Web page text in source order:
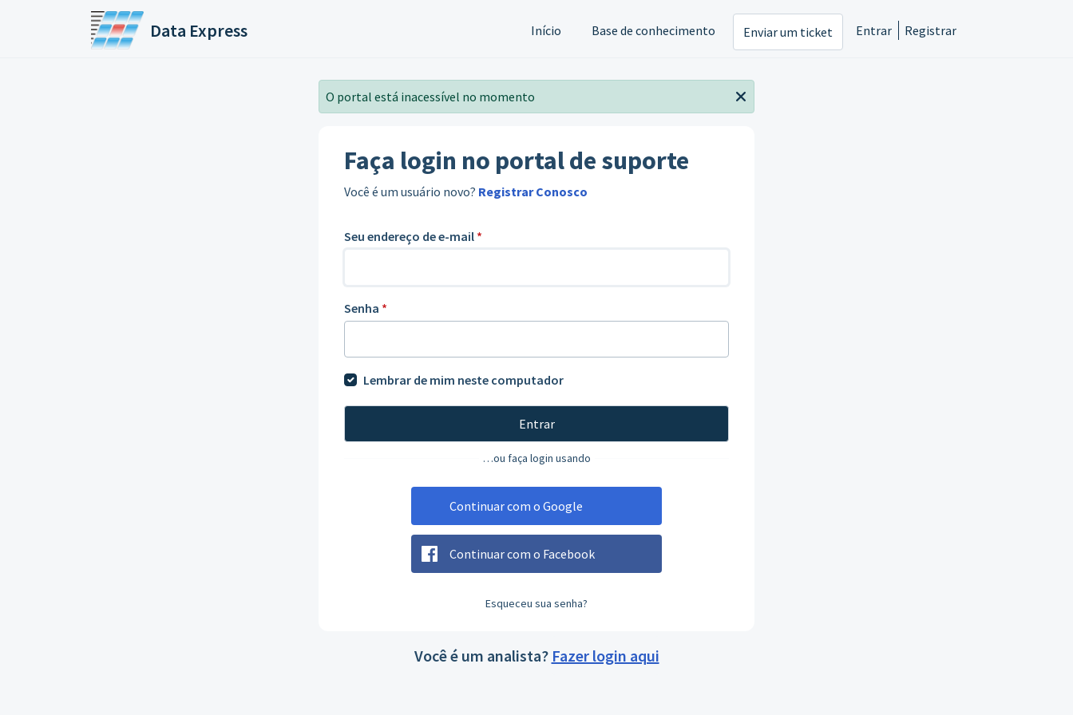
Ir para o conteúdo principal
Data Express Início Base de conhecimento Enviar um ticket Entrar Registrar
O portal está inacessível no momento
Faça login no portal de suporte
Você é um usuário novo? Registrar Conosco
Seu endereço de e-mail *
Senha *
Lembrar de mim neste computador
Entrar
…ou faça login usando
Continuar com o Google
Continuar com o Facebook
Esqueceu sua senha?
Você é um analista? Fazer login aqui